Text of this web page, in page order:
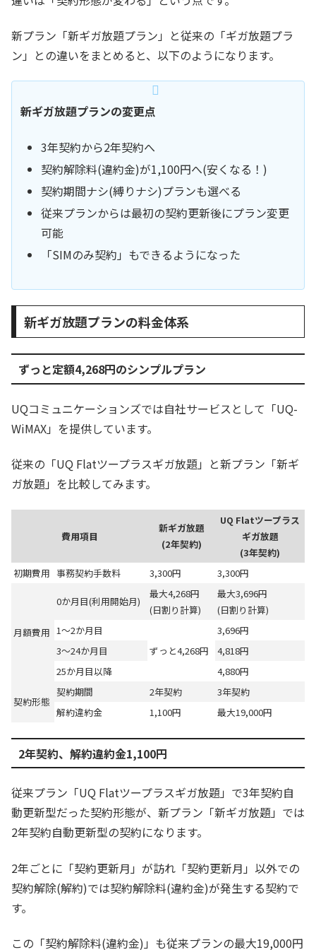
新プラン「新ギガ放題プラン」と従来の「ギガ放題プラ
ン」との違いをまとめると、以下のようになります。
新ギガ放題プランの変更点
3年契約から2年契約へ
契約解除料(違約金)が1,100円へ(安くなる！)
契約期間ナシ(縛りナシ)プランも選べる
従来プランからは最初の契約更新後にプラン変更
可能
「SIMのみ契約」もできるようになった
新ギガ放題プランの料金体系
ずっと定額4,268円のシンプルプラン
UQコミュニケーションズでは自社サービスとして「UQ-
WiMAX」を提供しています。
従来の「UQ Flatツープラスギガ放題」と新プラン「新ギ
ガ放題」を比較してみます。
費用項目
新ギガ放題
(2年契約)
UQ Flatツープラス
ギガ放題
(3年契約)
初期費用 事務契約手数料 3,300円 3,300円
月額費用
0か月目(利用開始月)
最大4,268円
(日割り計算)
最大3,696円
(日割り計算)
1～2か月目
ずっと4,268円
3,696円
3～24か月目
4,818円
25か月目以降
4,880円
契約形態
契約期間 2年契約
3年契約
解約違約金
1,100円 最大19,000円
2年契約、解約違約金1,100円
従来プラン「UQ Flatツープラスギガ放題」で3年契約自
動更新型だった契約形態が、新プラン「新ギガ放題」では
2年契約自動更新型の契約になります。
2年ごとに「契約更新月」が訪れ「契約更新月」以外での
契約解除(解約)では契約解除料(違約金)が発生する契約で
す。
この「契約解除料(違約金)」も従来プランの最大19,000円